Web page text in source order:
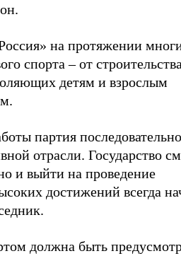
на протяжении
спорта – от
детям и взрослым
партия последовательно
отрасли. Государство
и выйти на проведение
достижений всегда
должна быть